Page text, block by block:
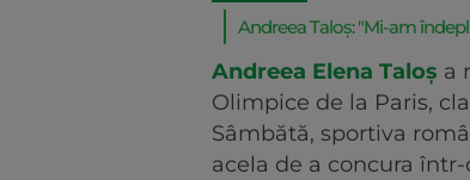
Andreea Taloș: "Mi-am
Andreea Elena Taloş a
Olimpice de la Paris,
Sâmbătă, sportiva
acela de a concura